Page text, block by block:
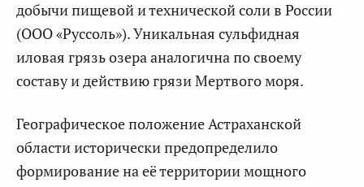
добычи пищевой и технической соли в России
(ООО «Руссоль»). Уникальная сульфидная
иловая грязь озера аналогична по своему
составу и действию грязи Мертвого моря.
Географическое положение Астраханской
области исторически предопределило
формирование на её территории мощного